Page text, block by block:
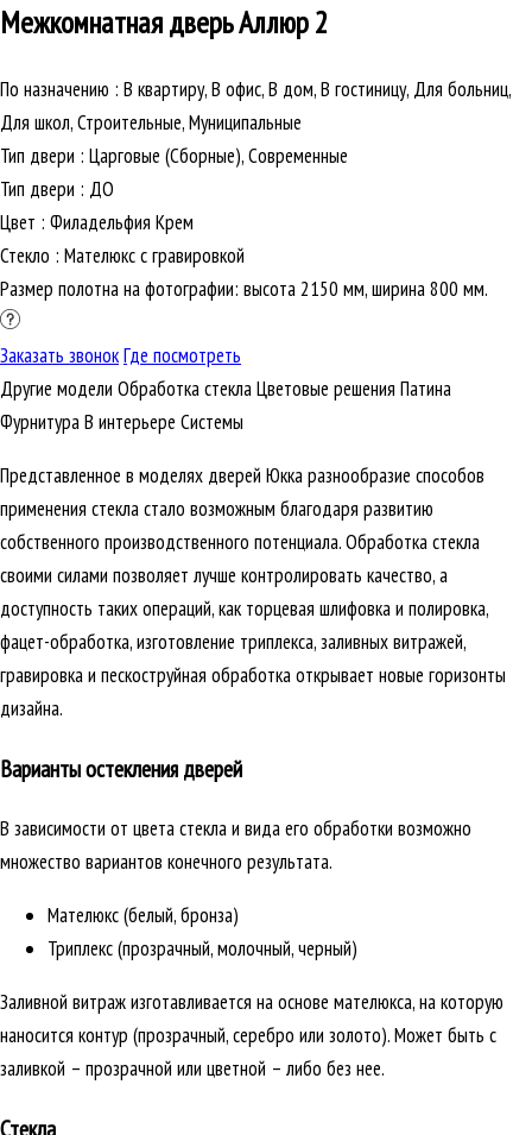
Межкомнатная дверьАллюр 2
По назначению : В квартиру, В офис, В дом, В гостиницу, Для больниц,
Для школ, Строительные, Муниципальные
Тип двери : Царговые (Сборные), Современные
Тип двери : ДО
Цвет : Филадельфия Крем
Стекло : Мателюкс с гравировкой
Размер полотна на фотографии: высота 2150 мм, ширина 800 мм.
Заказать звонокГде посмотреть
Другие модели Обработка стеклаЦветовые решения Патина
ФурнитураВ интерьере Cистемы
Представленное в моделях дверей Юкка разнообразие способов
применения стекла стало возможным благодаря развитию
собственного производственного потенциала. Обработка стекла
своими силами позволяет лучше контролировать качество, а
доступность таких операций, как торцевая шлифовка и полировка,
фацет-обработка, изготовление триплекса, заливных витражей,
гравировка и пескоструйная обработка открывает новые горизонты
дизайна.
Варианты остекления дверей
В зависимости от цвета стекла и вида его обработки возможно
множество вариантов конечного результата.
Мателюкс (белый, бронза)
Триплекс (прозрачный, молочный, черный)
Заливной витраж изготавливается на основе мателюкса, на которую
наносится контур (прозрачный, серебро или золото). Может быть с
заливкой – прозрачной или цветной – либо без нее.
Стекла